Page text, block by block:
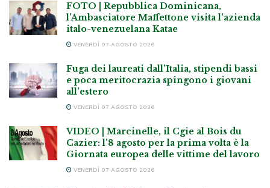
FOTO | Repubblica Dominicana,
l’Ambasciatore Maffettone visita l’azienda
italo-venezuelana Katae
VENERDÌ 07 AGOSTO 2026
Fuga dei laureati dall’Italia, stipendi bassi
e poca meritocrazia spingono i giovani
all’estero
VENERDÌ 07 AGOSTO 2026
VIDEO | Marcinelle, il Cgie al Bois du
Cazier: l’8 agosto per la prima volta è la
Giornata europea delle vittime del lavoro
VENERDÌ 07 AGOSTO 2026